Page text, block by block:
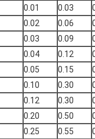
0.01 0.03
0.02 0.06
0.03 0.09
0.04 0.12
0.05 0.15
0.10 0.30
0.12 0.30
0.20 0.50
0.25 0.55